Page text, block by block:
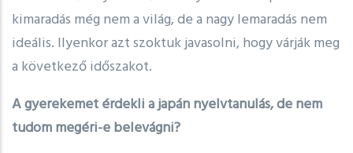
kimaradás még nem a világ, de a nagy lemaradás nem
ideális. Ilyenkor azt szoktuk javasolni, hogy várják meg
a következő időszakot.
A gyerekemet érdekli a japán nyelvtanulás, de nem
tudom megéri-e belevágni?